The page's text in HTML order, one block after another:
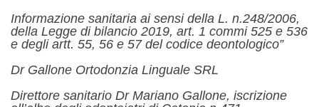
Informazione sanitaria ai sensi della L. n.248/2006,
della Legge di bilancio 2019, art. 1 commi 525 e 536
e degli artt. 55, 56 e 57 del codice deontologico”
Dr Gallone Ortodonzia Linguale SRL
Direttore sanitario Dr Mariano Gallone, iscrizione